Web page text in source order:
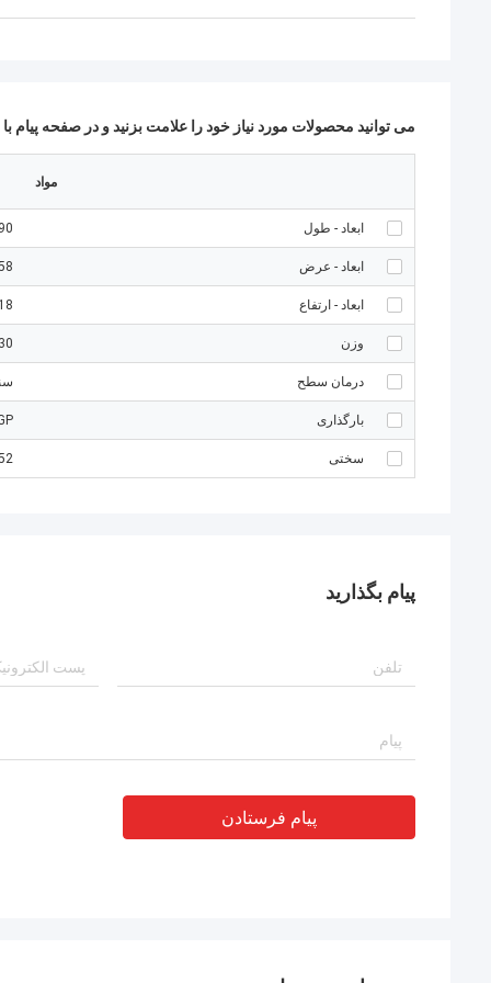
می توانید محصولات مورد نیاز خود را علامت بزنید و در صفحه پیام با
مواد
ابعاد - طول 190
ابعاد - عرض 58 میلی
ابعاد - ارتفاع 18 میلی
وزن
درمان سطح
بارگذاری
سختی
پیام بگذارید
پیام فرستادن